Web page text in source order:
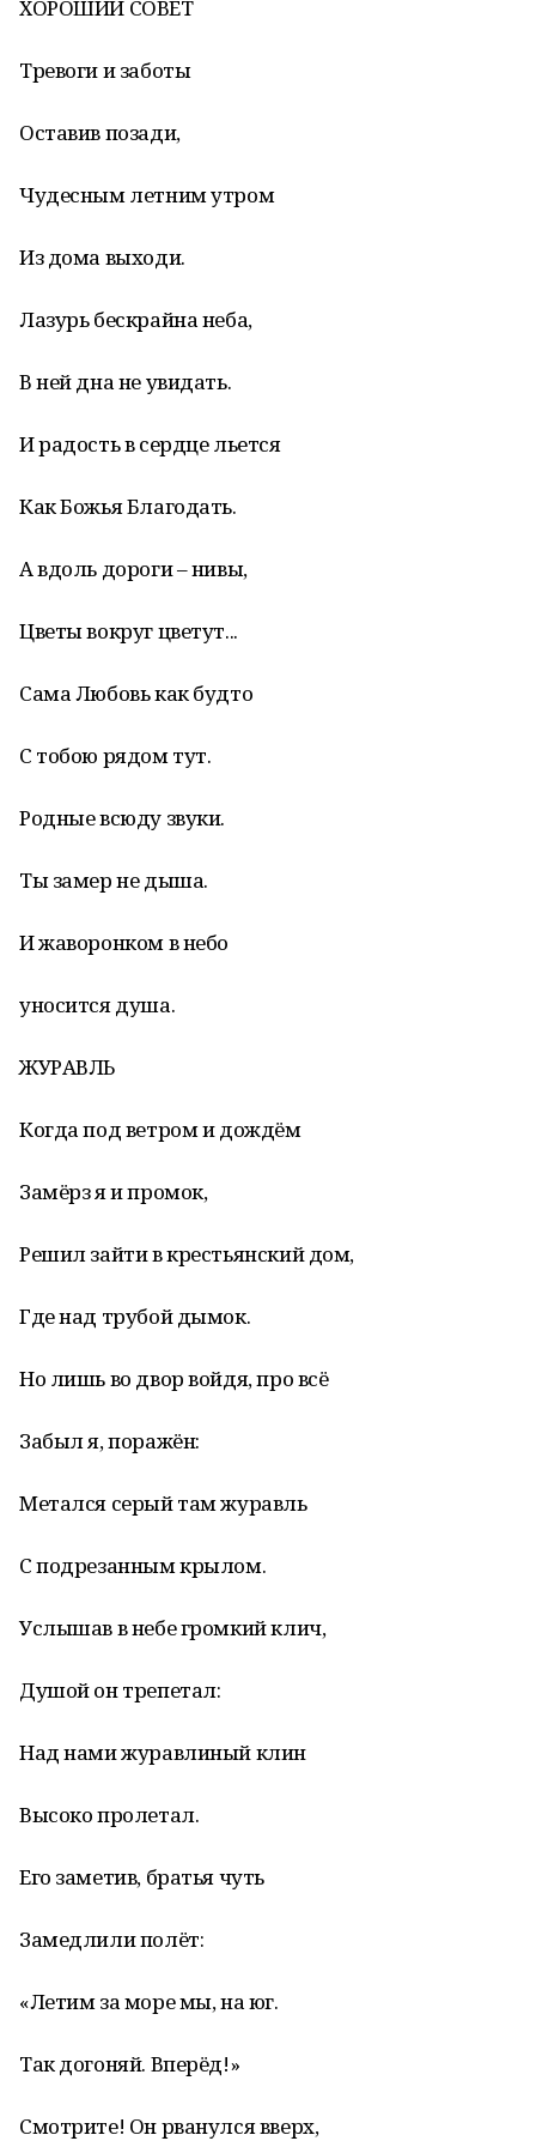
ХОРОШИЙ СОВЕТ
Тревоги и заботы
Оставив позади,
Чудесным летним утром
Из дома выходи.
Лазурь бескрайна неба,
В ней дна не увидать.
И радость в сердце льется
Как Божья Благодать.
А вдоль дороги – нивы,
Цветы вокруг цветут...
Сама Любовь как будто
С тобою рядом тут.
Родные всюду звуки.
Ты замер не дыша.
И жаворонком в небо
уносится душа.
ЖУРАВЛЬ
Когда под ветром и дождём
Замёрз я и промок,
Решил зайти в крестьянский дом,
Где над трубой дымок.
Но лишь во двор войдя, про всё
Забыл я, поражён:
Метался серый там журавль
С подрезанным крылом.
Услышав в небе громкий клич,
Душой он трепетал:
Над нами журавлиный клин
Высоко пролетал.
Его заметив, братья чуть
Замедлили полёт:
«Летим за море мы, на юг.
Так догоняй. Вперёд!»
Смотрите! Он рванулся вверх,